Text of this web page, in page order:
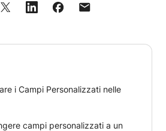
i Campi Personalizzati nelle
campi personalizzati a un